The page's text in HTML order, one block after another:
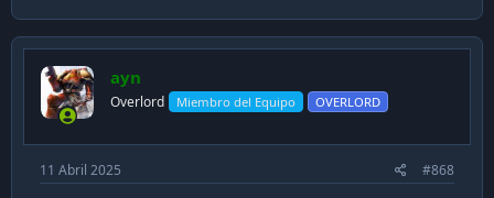
ayn
Overlord Miembro del Equipo OVERLORD
11 Abril 2025 #868